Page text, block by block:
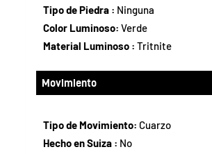
Tipo de Piedra : Ninguna
Color Luminoso:Verde
Material Luminoso :Tritnite
Movimiento
Tipo de Movimiento: Cuarzo
Hecho en Suiza : No